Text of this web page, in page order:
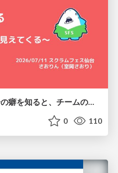
チームの鏡になるー自分の癖を知ると、チームのパターンが見えてくる@スクフェス仙台
0 110